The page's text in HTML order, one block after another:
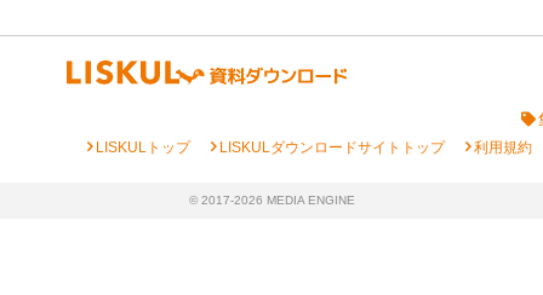
chevron_rightLISKULトップ chevron_rightLISKULダウンロードサイトトップ chevron_right利用規約
© 2017-2026 MEDIA ENGINE